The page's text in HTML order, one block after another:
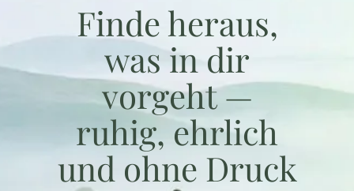
Finde heraus,
was in dir
vorgeht —
ruhig, ehrlich
und ohne Druck